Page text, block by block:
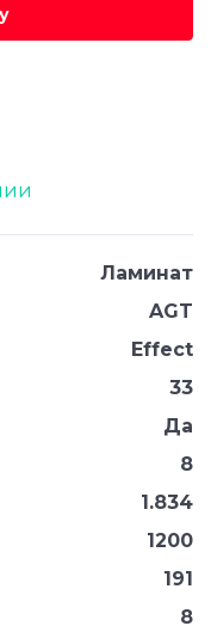
Ламинат
AGT
Effect
33
Да
8
1.834
1200
191
8